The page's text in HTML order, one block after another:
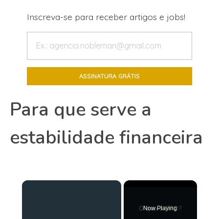
Inscreva-se para receber artigos e jobs!
Para que serve a
estabilidade financeira
×
Now Playing